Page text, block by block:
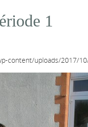
1
content/uploads/2017/